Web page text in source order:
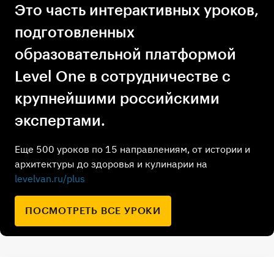
Это часть интерактивных уроков,
подготовленных
образовательной платформой
Level One в сотрудничестве с
крупнейшими российскими
экспертами.
Еще 500 уроков по 15 направлениям, от истории и
архитектуры до здоровья и кулинарии на
levelvan.ru/plus
ПОСМОТРЕТЬ ВСЕ УРОКИ